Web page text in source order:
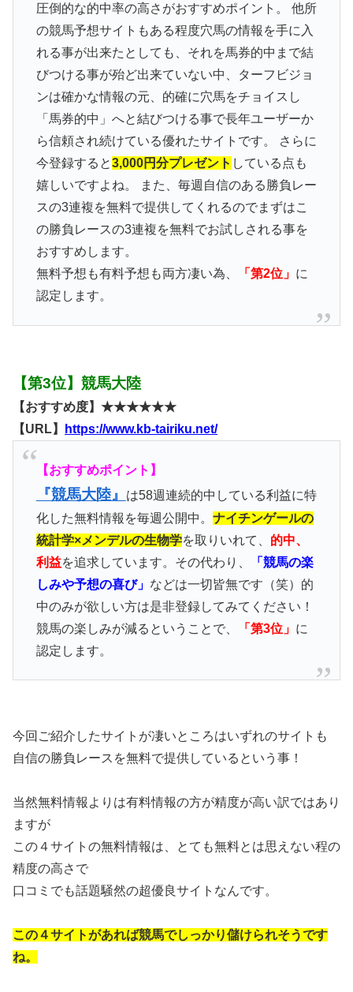
圧倒的な的中率の高さがおすすめポイント。 他所
の競馬予想サイトもある程度穴馬の情報を手に入
れる事が出来たとしても、それを馬券的中まで結
びつける事が殆ど出来ていない中、ターフビジョ
ンは確かな情報の元、的確に穴馬をチョイスし
「馬券的中」へと結びつける事で長年ユーザーか
ら信頼され続けている優れたサイトです。 さらに
今登録すると3,000円分プレゼント している点も
嬉しいですよね。 また、毎週自信のある勝負レー
スの3連複を無料で提供してくれるのでまずはこ
の勝負レースの3連複を無料でお試しされる事を
おすすめします。
無料予想も有料予想も両方凄い為、
「第2位」 に
認定します。
【第3位】競馬大陸
【おすすめ度】★★★★★★
【URL】
https://www.kb-tairiku.net/
【おすすめポイント】
『競馬大陸』
は58週連続的中している利益に特
化した無料情報を毎週公開中。 ナイチンゲールの
統計学×メンデルの生物学を取りいれて、 的中、
利益を追求しています。その代わり、
「競馬の楽
しみや予想の喜び」 などは一切皆無です（笑）的
中のみが欲しい方は是非登録してみてください！
競馬の楽しみが減るということで、
「第3位」 に
認定します。
今回ご紹介したサイトが凄いところはいずれのサイトも
自信の勝負レースを無料で提供しているという事！
当然無料情報よりは有料情報の方が精度が高い訳ではあり
ますが
この４サイトの無料情報は、とても無料とは思えない程の
精度の高さで
口コミでも話題騒然の超優良サイトなんです。
この４サイトがあれば競馬でしっかり儲けられそうです
ね。